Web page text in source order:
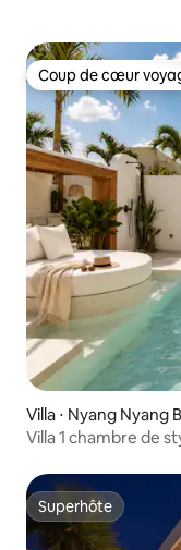
Coup de cœur
Coup de cœur
Villa ⋅ Nyang Nyang
Villa 1 chambre de
Superhôte
Superhôte